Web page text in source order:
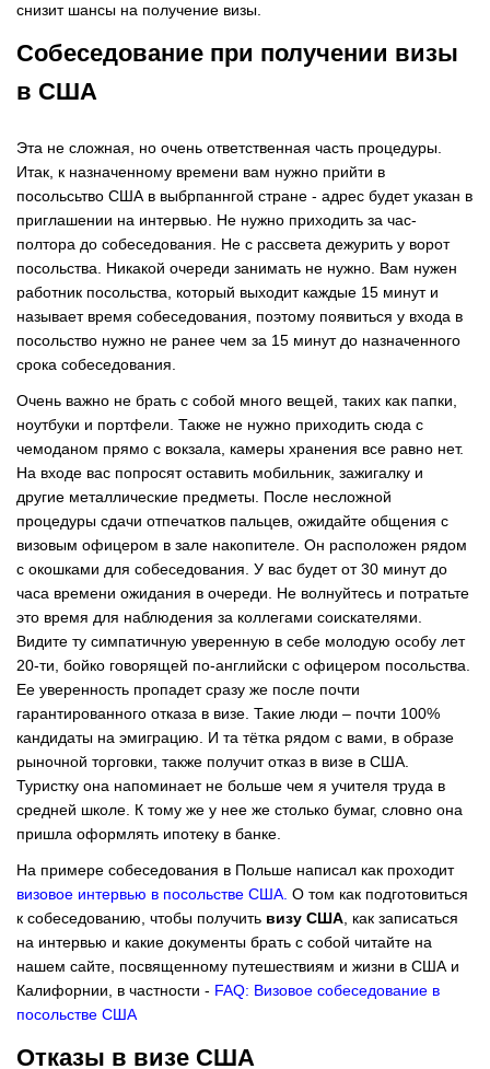
снизит шансы на получение визы.
Собеседование при получении визы
в США
Эта не сложная, но очень ответственная часть процедуры.
Итак, к назначенному времени вам нужно прийти в
посольсьтво США в выбрпаннгой стране - адрес будет указан в
приглашении на интервью. Не нужно приходить за час-
полтора до собеседования. Не с рассвета дежурить у ворот
посольства. Никакой очереди занимать не нужно. Вам нужен
работник посольства, который выходит каждые 15 минут и
называет время собеседования, поэтому появиться у входа в
посольство нужно не ранее чем за 15 минут до назначенного
срока собеседования.
Очень важно не брать с собой много вещей, таких как папки,
ноутбуки и портфели. Также не нужно приходить сюда с
чемоданом прямо с вокзала, камеры хранения все равно нет.
На входе вас попросят оставить мобильник, зажигалку и
другие металлические предметы. После несложной
процедуры сдачи отпечатков пальцев, ожидайте общения с
визовым офицером в зале накопителе. Он расположен рядом
с окошками для собеседования. У вас будет от 30 минут до
часа времени ожидания в очереди. Не волнуйтесь и потратьте
это время для наблюдения за коллегами соискателями.
Видите ту симпатичную уверенную в себе молодую особу лет
20-ти, бойко говорящей по-английски с офицером посольства.
Ее уверенность пропадет сразу же после почти
гарантированного отказа в визе. Такие люди – почти 100%
кандидаты на эмиграцию. И та тётка рядом с вами, в образе
рыночной торговки, также получит отказ в визе в США.
Туристку она напоминает не больше чем я учителя труда в
средней школе. К тому же у нее же столько бумаг, словно она
пришла оформлять ипотеку в банке.
На примере собеседования в Польше написал как проходит
визовое интервью в посольстве США О том как подготовиться
к собеседованию, чтобы получить визу США , как записаться
на интервью и какие документы брать с собой читайте на
нашем сайте, посвященному путешествиям и жизни в США и
Калифорнии, в частности - FAQ: Визовое собеседование в
посольстве США
Отказы в визе США